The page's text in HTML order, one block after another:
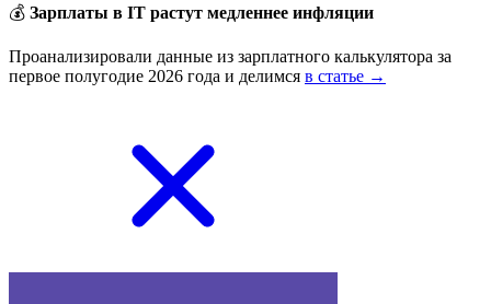
💰 Зарплаты в IT растут медленнее инфляции
Проанализировали данные из зарплатного калькулятора за
первое полугодие 2026 года и делимся в статье →